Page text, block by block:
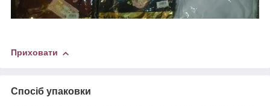
Приховати
Спосіб упаковки